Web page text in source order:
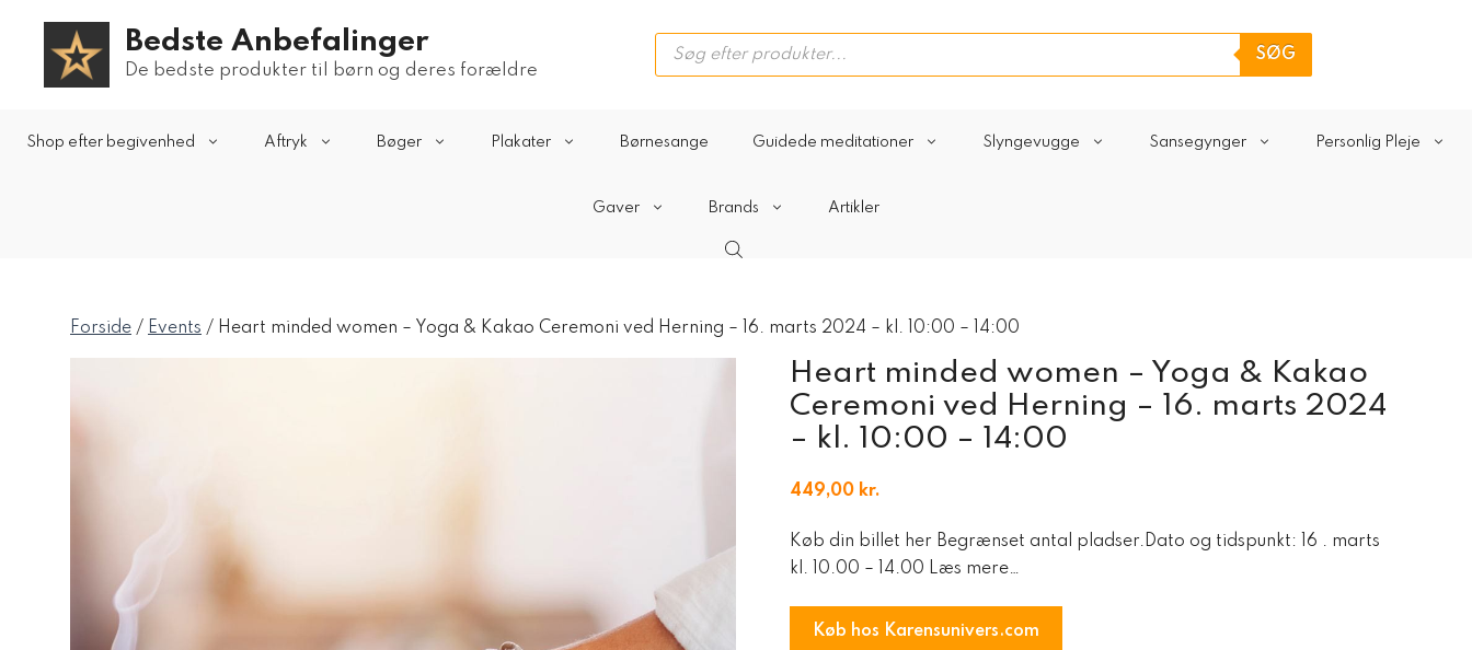
Bedste Anbefalinger
De bedste produkter til børn og deres forældre
Products
search
SØG
Shop efter begivenhed Aftryk Bøger Plakater Børnesange Guidede meditationer Slyngevugge Sansegynger Personlig Pleje
Gaver Brands Artikler
Forside / Events / Heart minded women – Yoga & Kakao Ceremoni ved Herning – 16. marts 2024 – kl. 10:00 – 14:00
Heart minded women – Yoga & Kakao
Ceremoni ved Herning – 16. marts 2024
– kl. 10:00 – 14:00
449,00 kr.
Køb din billet her Begrænset antal pladser.Dato og tidspunkt: 16 . marts
kl. 10.00 – 14.00 Læs mere…
Køb hos Karensunivers.com